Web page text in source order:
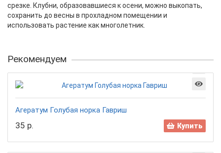
срезке. Клубни, образовавшиеся к осени, можно выкопать,
сохранить до весны в прохладном помещении и
использовать растение как многолетник.
Рекомендуем
Агератум Голубая норка Гавриш
35 р. Купить